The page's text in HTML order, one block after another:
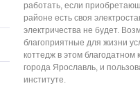
работать, если
районе есть своя
электричества не будет.
благоприятные для жизни
коттедж в этом
города Ярославль, и
институте.